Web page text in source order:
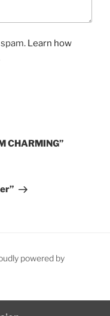
Learn how
CHARMING”
powered by